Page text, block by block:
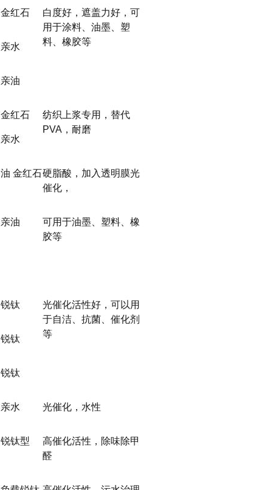
金红石
白度好，遮盖力好，可
用于涂料、油墨、塑
料、橡胶等
亲水
亲油
金红石
亲水
纺织上浆专用，替代
PVA，耐磨
油 金红石硬脂酸，加入透明膜光
催化，
亲油
可用于油墨、塑料、橡
胶等
锐钛
光催化活性好，可以用
于自洁、抗菌、催化剂
等
锐钛
锐钛
亲水 光催化，水性
锐钛型
高催化活性，除味除甲
醛